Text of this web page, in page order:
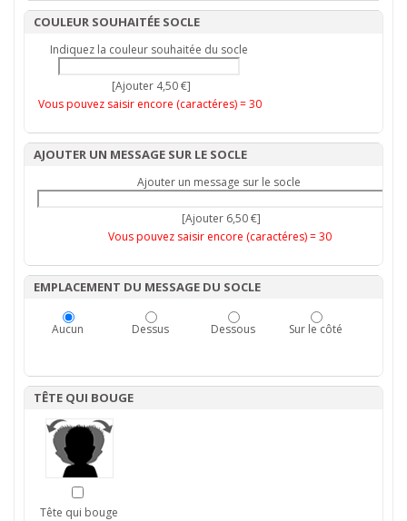
COULEUR SOUHAITÉE SOCLE
Indiquez la couleur souhaitée du socle
[Ajouter 4,50 €]
Vous pouvez saisir encore (caractéres) =30
AJOUTER UN MESSAGE SUR LE SOCLE
Ajouter un message sur le socle
[Ajouter 6,50 €]
Vous pouvez saisir encore (caractéres) =30
EMPLACEMENT DU MESSAGE DU SOCLE
Aucun Dessus Dessous Sur le côté
TÊTE QUI BOUGE
Tête qui bouge